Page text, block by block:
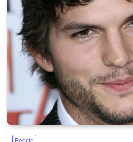
People